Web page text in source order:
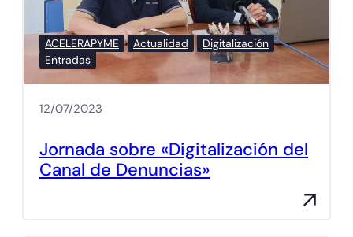
ACELERAPYME Actualidad
Digitalización
Entradas
12/07/2023
Jornada sobre «Digitalización del
Canal de Denuncias»